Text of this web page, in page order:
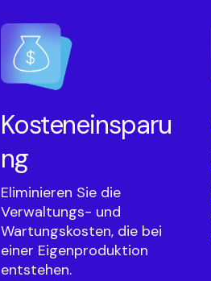
Kosteneinsparu
ng
Eliminieren Sie die
Verwaltungs- und
Wartungskosten, die bei
einer Eigenproduktion
entstehen.